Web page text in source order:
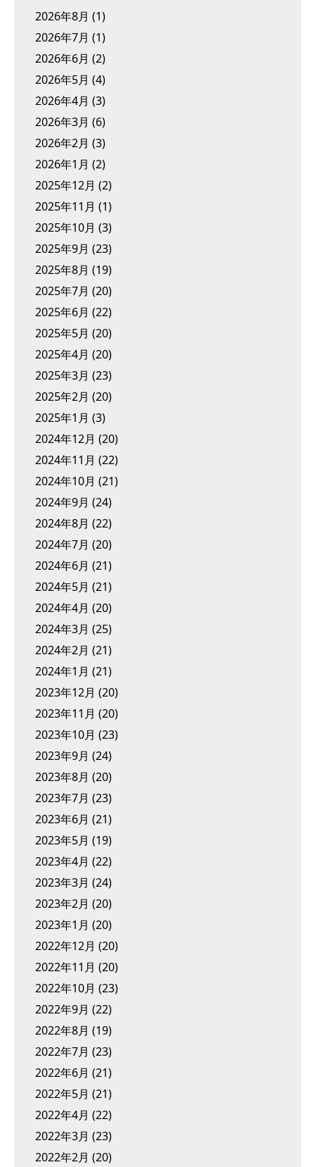
2026年8月 (1)
2026年7月 (1)
2026年6月 (2)
2026年5月 (4)
2026年4月 (3)
2026年3月 (6)
2026年2月 (3)
2026年1月 (2)
2025年12月 (2)
2025年11月 (1)
2025年10月 (3)
2025年9月 (23)
2025年8月 (19)
2025年7月 (20)
2025年6月 (22)
2025年5月 (20)
2025年4月 (20)
2025年3月 (23)
2025年2月 (20)
2025年1月 (3)
2024年12月 (20)
2024年11月 (22)
2024年10月 (21)
2024年9月 (24)
2024年8月 (22)
2024年7月 (20)
2024年6月 (21)
2024年5月 (21)
2024年4月 (20)
2024年3月 (25)
2024年2月 (21)
2024年1月 (21)
2023年12月 (20)
2023年11月 (20)
2023年10月 (23)
2023年9月 (24)
2023年8月 (20)
2023年7月 (23)
2023年6月 (21)
2023年5月 (19)
2023年4月 (22)
2023年3月 (24)
2023年2月 (20)
2023年1月 (20)
2022年12月 (20)
2022年11月 (20)
2022年10月 (23)
2022年9月 (22)
2022年8月 (19)
2022年7月 (23)
2022年6月 (21)
2022年5月 (21)
2022年4月 (22)
2022年3月 (23)
2022年2月 (20)